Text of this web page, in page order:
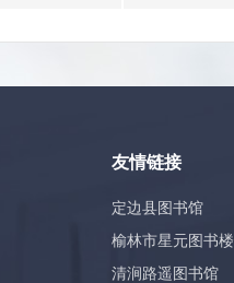
友情链接
定边县图书馆
榆林市星元图书楼
清涧路遥图书馆